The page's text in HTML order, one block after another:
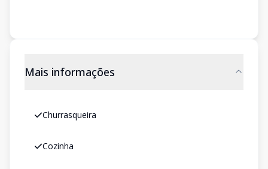
Mais informações
Churrasqueira
Cozinha